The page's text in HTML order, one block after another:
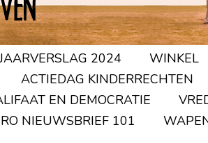
JAARVERSLAG 2024
WINKEL
ACTIEDAG KINDERRECHTEN
EN DEMOCRATIE
NIEUWSBRIEF 101